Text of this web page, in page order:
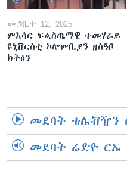
መጋቢት 12, 2025
ምእሳር ፍልስጤማዊ ተመሃራይ
ዩኒቨርስቲ ኮሎምቢያን ዘስዓቦ
ክትዕን
መደባት ቴሌቭዥን
መደባት ሬድዮ ርኤ